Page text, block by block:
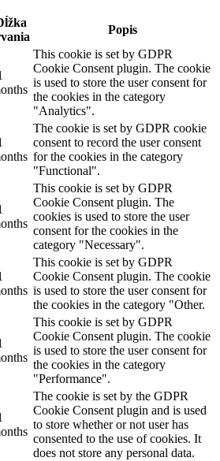
Popis
This cookie is set by GDPR
Cookie Consent plugin. The cookie
is used to store the user consent for
the cookies in the category
"Analytics".
The cookie is set by GDPR cookie
consent to record the user consent
for the cookies in the category
"Functional".
This cookie is set by GDPR
Cookie Consent plugin. The
cookies is used to store the user
consent for the cookies in the
category "Necessary".
This cookie is set by GDPR
Cookie Consent plugin. The cookie
is used to store the user consent for
the cookies in the category "Other.
This cookie is set by GDPR
Cookie Consent plugin. The cookie
is used to store the user consent for
the cookies in the category
"Performance".
The cookie is set by the GDPR
Cookie Consent plugin and is used
to store whether or not user has
consented to the use of cookies. It
does not store any personal data.